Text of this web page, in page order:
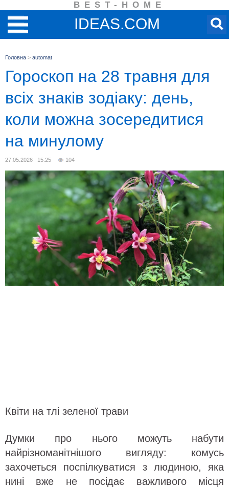
BEST-HOME
IDEAS.COM
Головна > automat
Гороскоп на 28 травня для
всіх знаків зодіаку: день,
коли можна зосередитися
на минулому
27.05.2026 15:25 104
Квіти на тлі зеленої трави
Думки про нього можуть набути
найрізноманітнішого вигляду: комусь
захочеться поспілкуватися з людиною, яка
нині вже не посідає важливого місця